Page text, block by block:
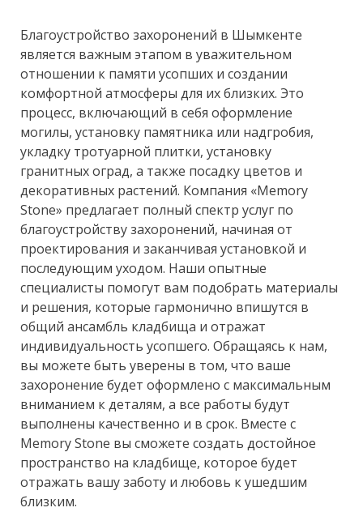
Благоустройство захоронений в Шымкенте
является важным этапом в уважительном
отношении к памяти усопших и создании
комфортной атмосферы для их близких. Это
процесс, включающий в себя оформление
могилы, установку памятника или надгробия,
укладку тротуарной плитки, установку
гранитных оград, а также посадку цветов и
декоративных растений. Компания «Memory
Stone» предлагает полный спектр услуг по
благоустройству захоронений, начиная от
проектирования и заканчивая установкой и
последующим уходом. Наши опытные
специалисты помогут вам подобрать материалы
и решения, которые гармонично впишутся в
общий ансамбль кладбища и отражат
индивидуальность усопшего. Обращаясь к нам,
вы можете быть уверены в том, что ваше
захоронение будет оформлено с максимальным
вниманием к деталям, а все работы будут
выполнены качественно и в срок. Вместе с
Memory Stone вы сможете создать достойное
пространство на кладбище, которое будет
отражать вашу заботу и любовь к ушедшим
близким.